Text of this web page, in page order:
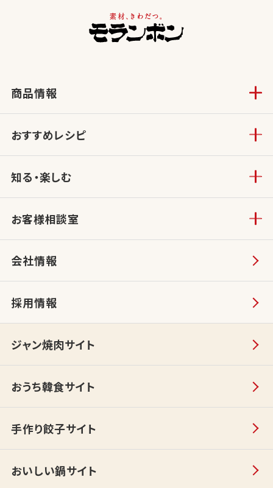
商品情報
おすすめレシピ
知る・楽しむ
お客様相談室
会社情報
採用情報
ジャン焼肉サイト
おうち韓食サイト
手作り餃子サイト
おいしい鍋サイト